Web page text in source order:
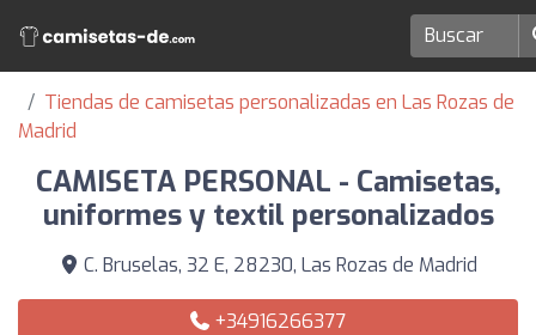
Tiendas de camisetas personalizadas en Las Rozas de
Madrid
CAMISETA PERSONAL - Camisetas,
uniformes y textil personalizados
C. Bruselas, 32 E, 28230, Las Rozas de Madrid
+34916266377